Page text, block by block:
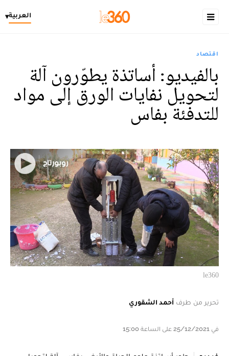
العربية▾
اقتصاد
بالفيديو: أساتذة يطوّرون آلة
لتحويل نفايات الورق إلى مواد
للتدفئة بفاس
le360
تحرير من طرف أحمد الشقوري
في 25/12/2021 على الساعة 15:00